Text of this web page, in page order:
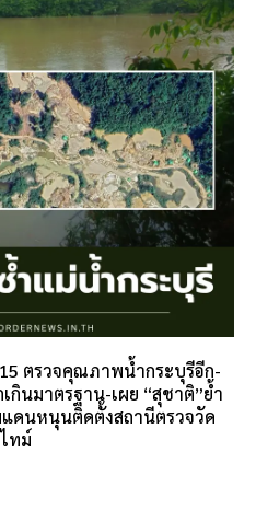
ตรวจคุณภาพน้ำกระบุรีอีก-
กินมาตรฐาน-เผย “สุชาติ”ย้ำ
ดนหนุนติดตั้งสถานีตรวจวัด
ทม์